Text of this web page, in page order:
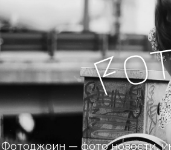
Fo
Фотоджоин — фото новости,